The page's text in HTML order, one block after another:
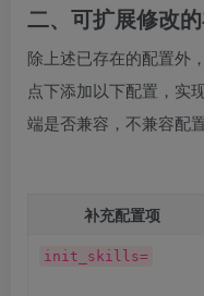
二、可扩展修改
除上述已存在的配置外
点下添加以下配置，实
端是否兼容，不兼容配
补充配置项
init_skills=